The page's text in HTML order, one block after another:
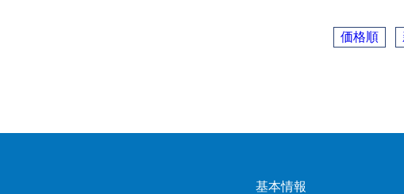
価格順
基本情報